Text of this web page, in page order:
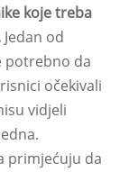
koje treba
Jedan od
potrebno da
očekivali
vidjeli
primjećuju da